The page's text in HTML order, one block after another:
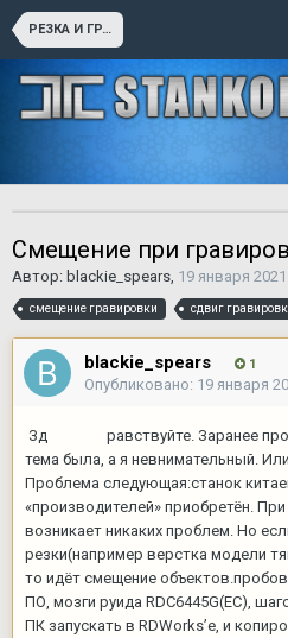
РЕЗКА И ГРАВИРОВКА
Смещение при
Автор: blackie_spears, 19 января 2021
смещение гравировки сдвиг
blackie_spears 1
Опубликовано: 19 января
Зд
равствуйте. Заранее
тема была, а я невнимательный.
Проблема следующая:станок
«производителей» приобретён.
возникает никаких проблем. Но
резки(например верстка модели
то идёт смещение
ПО, мозги руида RDC6445G(EC),
ПК запускать в RDWorks’е, и